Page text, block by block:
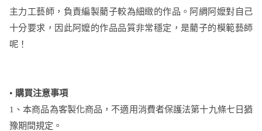
主力工藝師，負責編製藺子較為細緻的作品。阿綢阿嬤對自己
十分要求，因此阿嬤的作品品質非常穩定，是藺子的模範藝師
呢！
• 購買注意事項
1、本商品為客製化商品，不適用消費者保護法第十九條七日猶
豫期間規定。